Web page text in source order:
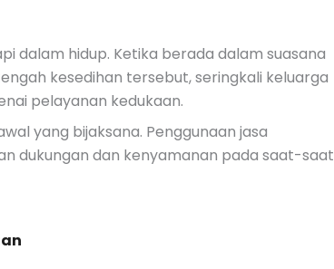
dalam hidup. Ketika berada dalam suasana
kesedihan tersebut, seringkali keluarga
pelayanan kedukaan.
yang bijaksana. Penggunaan jasa
dukungan dan kenyamanan pada saat-saat